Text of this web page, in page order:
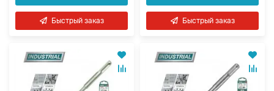
Быстрый заказ Быстрый заказ